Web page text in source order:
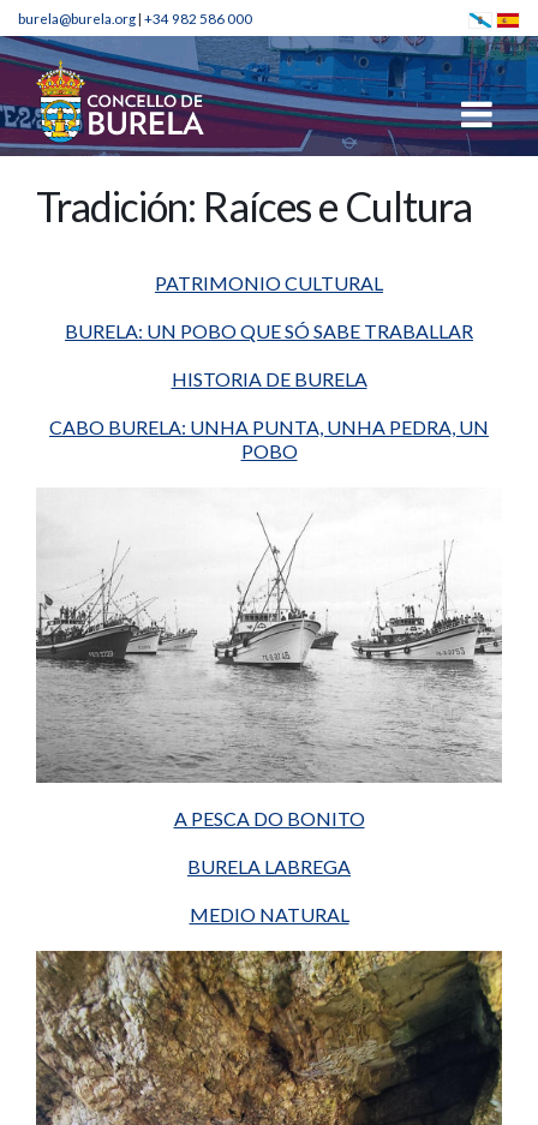
burela@burela.org| +34 982 586 000
Tradición: Raíces e Cultura
PATRIMONIO CULTURAL
BURELA: UN POBO QUE SÓ SABE TRABALLAR
HISTORIA DE BURELA
CABO BURELA: UNHA PUNTA, UNHA PEDRA, UN
POBO
A PESCA DO BONITO
BURELA LABREGA
MEDIO NATURAL